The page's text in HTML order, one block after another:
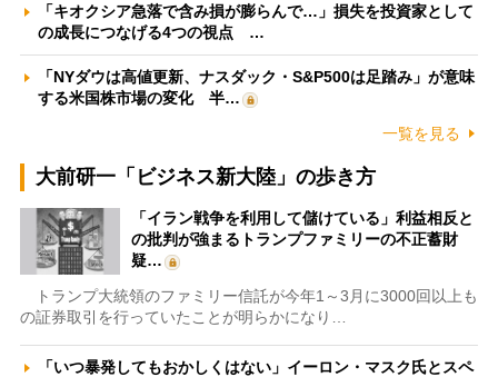
「キオクシア急落で含み損が膨らんで…」損失を投資家として
の成長につなげる4つの視点 …
「NYダウは高値更新、ナスダック・S&P500は足踏み」が意味
する米国株市場の変化 半…
一覧を見る
大前研一「ビジネス新大陸」の歩き方
「イラン戦争を利用して儲けている」利益相反と
の批判が強まるトランプファミリーの不正蓄財
疑…
トランプ大統領のファミリー信託が今年1～3月に3000回以上も
の証券取引を行っていたことが明らかになり…
「いつ暴発してもおかしくはない」イーロン・マスク氏とスペ